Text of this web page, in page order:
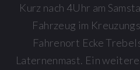
Kurz nach 4Uhr am
Fahrzeug im
Fahrenort Ecke
Laternenmast. Ein